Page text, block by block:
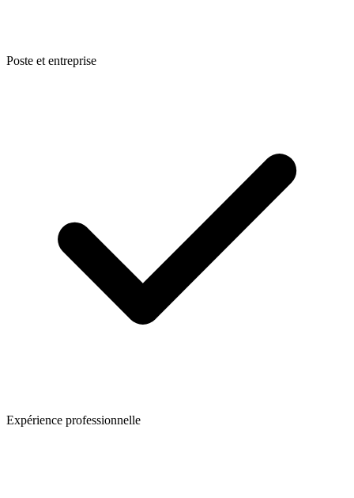
Poste et entreprise
Expérience professionnelle